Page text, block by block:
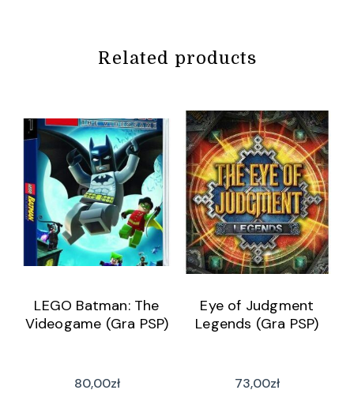
Related products
LEGO Batman: The
Videogame (Gra PSP)
80,00zł
Eye of Judgment
Legends (Gra PSP)
73,00zł